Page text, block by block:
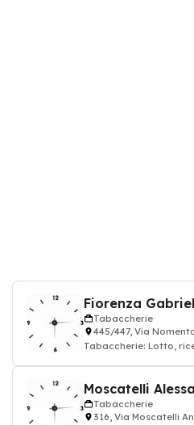
Fiorenza
Tabaccherie
445/447, Via
Tabaccherie: Lotto,
Moscatelli
Tabaccherie
316, Via Moscatelli